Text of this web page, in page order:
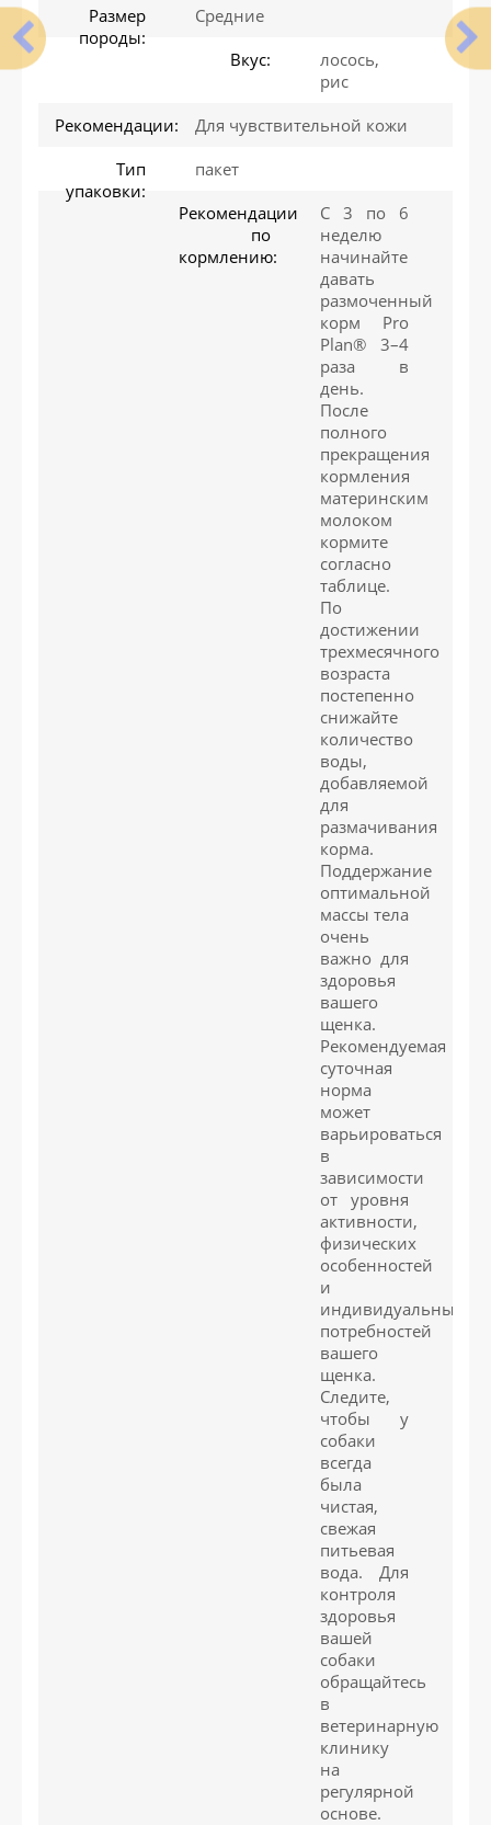
Размер
породы:
Средние
Вкус:
лосось,
рис
Рекомендации:
Для чувствительной кожи
Тип
упаковки:
пакет
Рекомендации
по
кормлению:
С 3 по 6
неделю
начинайте
давать
размоченный
корм Pro
Plan® 3–4
раза в
день.
После
полного
прекращения
кормления
материнским
молоком
кормите
согласно
таблице.
По
достижении
трехмесячного
возраста
постепенно
снижайте
количество
воды,
добавляемой
для
размачивания
корма.
Поддержание
оптимальной
массы тела
очень
важно для
здоровья
вашего
щенка.
Рекомендуемая
суточная
норма
может
варьироваться
в
зависимости
от уровня
активности,
физических
особенностей
и
индивидуальных
потребностей
вашего
щенка.
Следите,
чтобы у
собаки
всегда
была
чистая,
свежая
питьевая
вода. Для
контроля
здоровья
вашей
собаки
обращайтесь
в
ветеринарную
клинику
на
регулярной
основе.